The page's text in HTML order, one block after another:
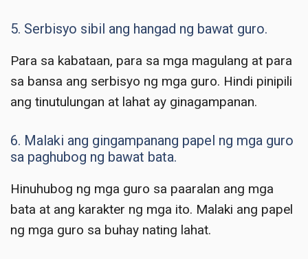
5. Serbisyo sibil ang hangad ng bawat guro.
Para sa kabataan, para sa mga magulang at para
sa bansa ang serbisyo ng mga guro. Hindi pinipili
ang tinutulungan at lahat ay ginagampanan.
6. Malaki ang gingampanang papel ng mga guro
sa paghubog ng bawat bata.
Hinuhubog ng mga guro sa paaralan ang mga
bata at ang karakter ng mga ito. Malaki ang papel
ng mga guro sa buhay nating lahat.